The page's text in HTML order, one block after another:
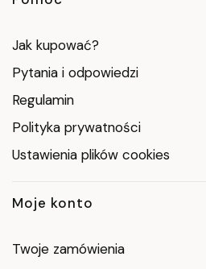
Jak kupować?
Pytania i odpowiedzi
Regulamin
Polityka prywatności
Ustawienia plików cookies
Moje konto
Twoje zamówienia